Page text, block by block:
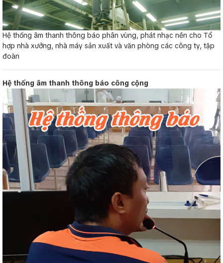
Hệ thống âm thanh thông báo phân vùng, phát nhạc nền cho Tổ
hợp nhà xưởng, nhà máy sản xuất và văn phòng các công ty, tập
đoàn
Hệ thống âm thanh thông báo công cộng